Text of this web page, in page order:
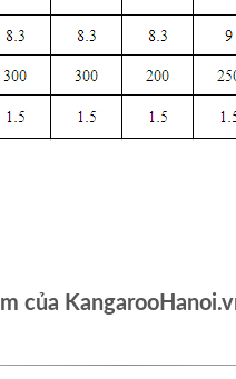
của